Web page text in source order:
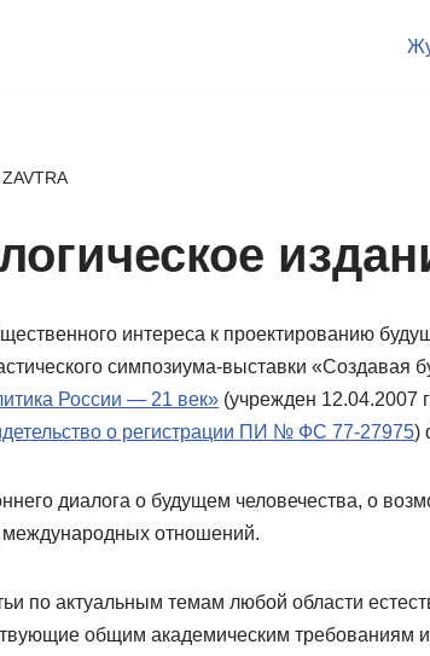
интереса к проектированию
симпозиума-выставки «Создавая
России — 21 век» (учрежден 12.04.2007
о регистрации ПИ № ФС 77-27975)
диалога о будущем человечества, о
международных отношений.
по актуальным темам любой области
общим академическим требованиям